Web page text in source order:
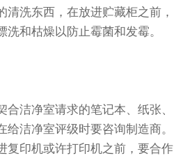
清洗东西，在放进贮藏柜之前，
洗和枯燥以防止霉菌和发霉。
合洁净室请求的笔记本、纸张、
给洁净室评级时要咨询制造商。
复印机或许打印机之前，要合作